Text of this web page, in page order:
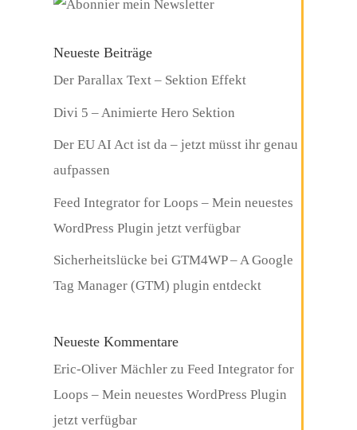
Neueste Beiträge
Der Parallax Text – Sektion Effekt
Divi 5 – Animierte Hero Sektion
Der EU AI Act ist da – jetzt müsst ihr genau
aufpassen
Feed Integrator for Loops – Mein neuestes
WordPress Plugin jetzt verfügbar
Sicherheitslücke bei GTM4WP – A Google
Tag Manager (GTM) plugin entdeckt
Neueste Kommentare
Eric-Oliver Mächler zuFeed Integrator for
Loops – Mein neuestes WordPress Plugin
jetzt verfügbar